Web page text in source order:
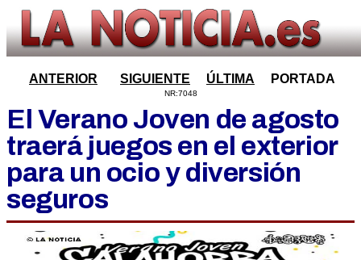
ANTERIOR SIGUIENTE ÚLTIMA PORTADA
NR:7048
El Verano Joven de agosto
traerá juegos en el exterior
para un ocio y diversión
seguros